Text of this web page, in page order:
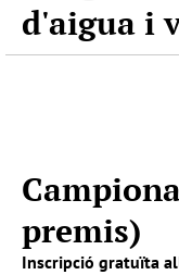
d'aigua i
premis)
Inscripció gratuïta